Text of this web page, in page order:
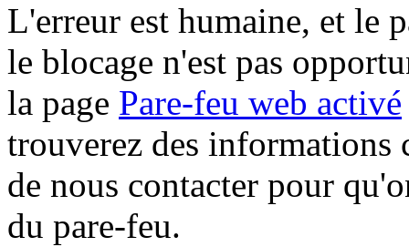
L'erreur est humaine, et le
le blocage n'est pas
la page Pare-feu web activé
trouverez des informations
de nous contacter pour
du pare-feu.